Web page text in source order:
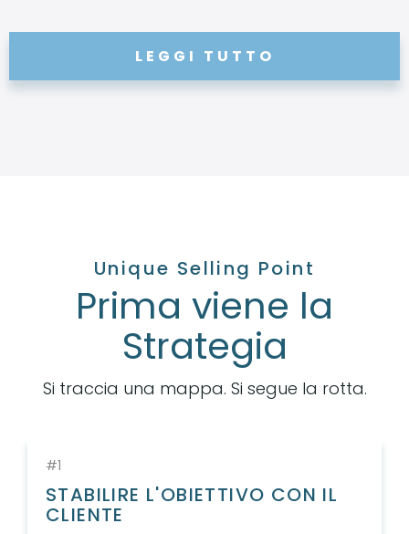
LEGGI TUTTO
Unique Selling Point
Prima viene la
Strategia
Si traccia una mappa. Si segue la rotta.
#1
STABILIRE L'OBIETTIVO CON IL
CLIENTE